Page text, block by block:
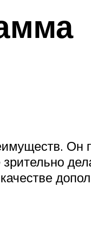
Он